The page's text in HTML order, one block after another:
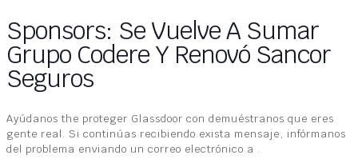
Sponsors: Se Vuelve A Sumar
Grupo Codere Y Renovó Sancor
Seguros
Ayúdanos the proteger Glassdoor con demuéstranos que eres
gente real. Si continúas recibiendo exista mensaje, infórmanos
del problema enviando un correo electrónico a .